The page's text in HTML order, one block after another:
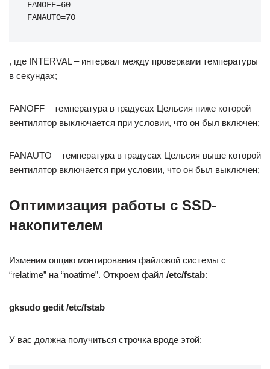
FANOFF=60
FANAUTO=70
, где INTERVAL – интервал между проверками температуры
в секундах;
FANOFF – температура в градусах Цельсия ниже которой
вентилятор выключается при условии, что он был включен;
FANAUTO – температура в градусах Цельсия выше которой
вентилятор включается при условии, что он был выключен;
Оптимизация работы с SSD-
накопителем
Изменим опцию монтирования файловой системы с
“relatime” на “noatime”. Откроем файл /etc/fstab:
gksudo gedit /etc/fstab
У вас должна получиться строчка вроде этой: